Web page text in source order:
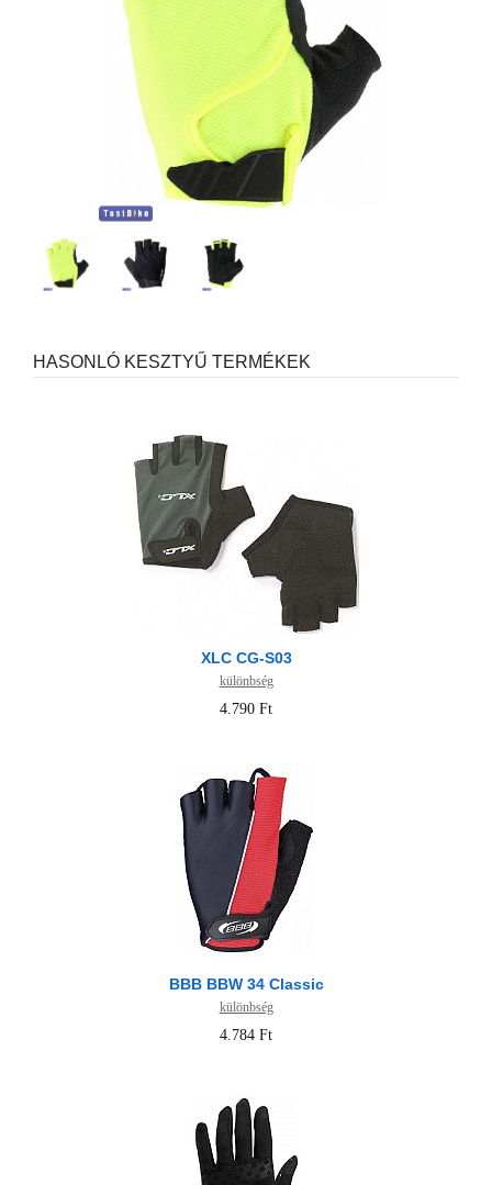
HASONLÓ KESZTYŰ TERMÉKEK
XLC CG-S03
különbség
4.790 Ft
BBB BBW 34 Classic
különbség
4.784 Ft